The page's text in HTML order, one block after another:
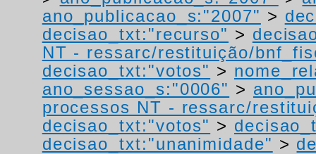
ano_publicacao_s:"2007" >
decisao_txt:"recurso" >
NT - ressarc/restituição/
decisao_txt:"votos" >
ano_sessao_s:"0006" >
processos NT - ressarc/
decisao_txt:"votos" >
decisao_txt:"unanimidade" >